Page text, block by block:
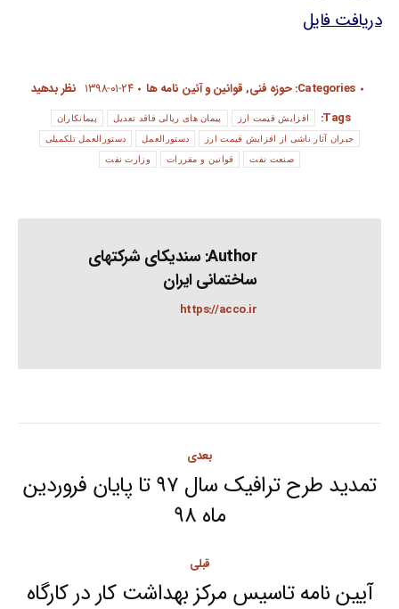
دریافت فایل
Categories: حوزه فنی,قوانین و آئین نامه ها ۱۳۹۸-۰۱-۲۴ نظر بدهید
Tags:
افزایش قیمت ارز پیمان های ریالی فاقد تعدیل پیمانکاران
جبران آثار ناشی از افزایش قیمت ارز دستورالعمل دستورالعمل تلکمیلی
صنعت نفت قوانین و مقررات وزارت نفت
Author: سندیکای شرکتهای
ساختمانی ایران
https://acco.ir
navigation
قبلی
آیین نامه تاسیس مرکز بهداشت کار در کارگاه
بعدی
Next
post:
تمدید طرح ترافیک سال ۹۷ تا پایان فروردین
ماه ۹۸